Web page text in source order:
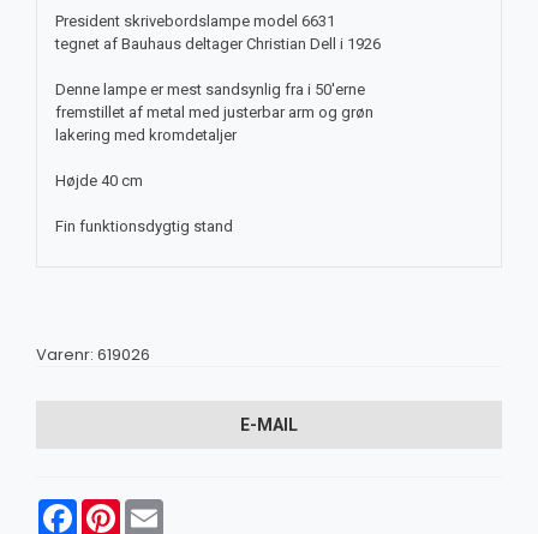
President skrivebordslampe model 6631
tegnet af Bauhaus deltager Christian Dell i 1926
Denne lampe er mest sandsynlig fra i 50'erne
fremstillet af metal med justerbar arm og grøn
lakering med kromdetaljer
Højde 40 cm
Fin funktionsdygtig stand
Varenr: 619026
E-MAIL
FacebookPinterest